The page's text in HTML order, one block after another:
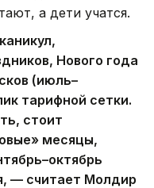
а дети учатся.
Нового года
(июль–
тарифной сетки.
стоит
месяцы,
— считает Молдир